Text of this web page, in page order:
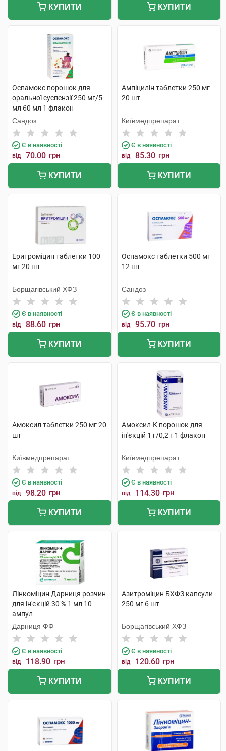
КУПИТИ КУПИТИ
Оспамокс порошок для
оральної суспензії 250 мг/5
мл 60 мл 1 флакон
Сандоз
Є в наявності
від 70.00 грн
КУПИТИ
Ампіцилін таблетки 250 мг
20 шт
Київмедпрепарат
Є в наявності
від 85.30 грн
КУПИТИ
Еритроміцин таблетки 100
мг 20 шт
Борщагівський ХФЗ
Є в наявності
від 88.60 грн
КУПИТИ
Оспамокс таблетки 500 мг
12 шт
Сандоз
Є в наявності
від 95.70 грн
КУПИТИ
Амоксил таблетки 250 мг 20
шт
Київмедпрепарат
Є в наявності
від 98.20 грн
КУПИТИ
Амоксил-К порошок для
ін'єкцій 1 г/0,2 г 1 флакон
Київмедпрепарат
Є в наявності
від 114.30 грн
КУПИТИ
Лінкоміцин Дарниця розчин
для ін'єкцій 30 % 1 мл 10
ампул
Дарниця ФФ
Є в наявності
від 118.90 грн
КУПИТИ
Азитроміцин БХФЗ капсули
250 мг 6 шт
Борщагівський ХФЗ
Є в наявності
від 120.60 грн
КУПИТИ